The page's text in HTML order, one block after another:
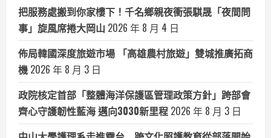
把服務處搬到你家樓下！千名鄉親夜衝張騏晟「夜間問
事」旋風席捲大岡山 2026 年 8 月 4 日
佈局韓國深度旅遊市場 「高雄農村旅遊」雙城推廣拓商
機 2026 年 8 月 3 日
政院核定首部「整體海洋保護區管理政策方針」跨部會
齊心守護韌性藍海 邁向3030新里程 2026 年 8 月 3 日